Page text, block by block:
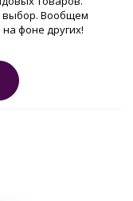
выбор. Вообщем
фоне других!